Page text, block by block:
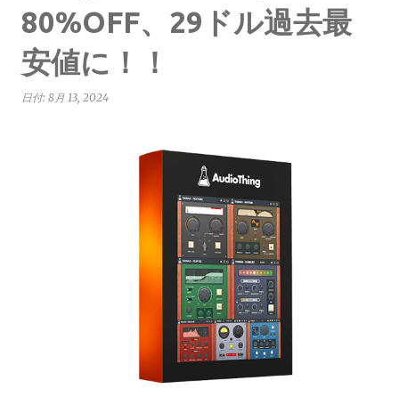
80%OFF、29ドル過去最
安値に！！
日付: 8月 13, 2024